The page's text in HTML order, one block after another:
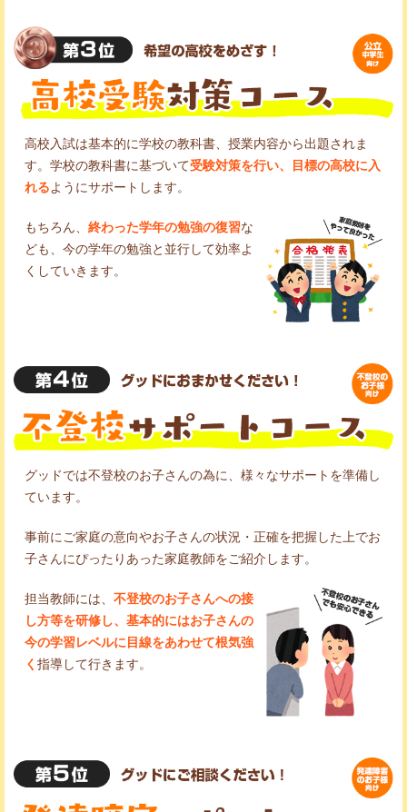
高校入試は基本的に学校の教科書、授業内容から出題されま
す。学校の教科書に基づいて受験対策を行い、目標の高校に入
れるようにサポートします。
もちろん、 終わった学年の勉強の復習な
ども、今の学年の勉強と並行して効率よ
くしていきます。
グッドでは不登校のお子さんの為に、様々なサポートを準備し
ています。
事前にご家庭の意向やお子さんの状況・正確を把握した上でお
子さんにぴったりあった家庭教師をご紹介します。
担当教師には、 不登校のお子さんへの接
し方等を研修し、基本的にはお子さんの
今の学習レベルに目線をあわせて根気強
く 指導して行きます。